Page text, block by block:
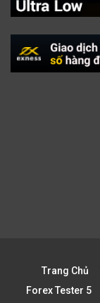
Trang Chủ
Forex Tester 5